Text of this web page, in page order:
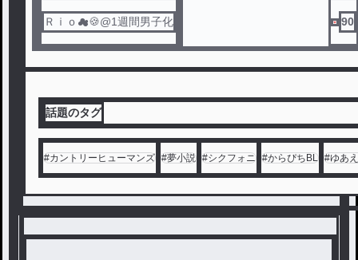
Ｒｉｏ☁🍪@1週間男子化 90
話題のタグ
#カントリーヒューマンズ #夢小説 #シクフォニ #からぴちBL #ゆあ